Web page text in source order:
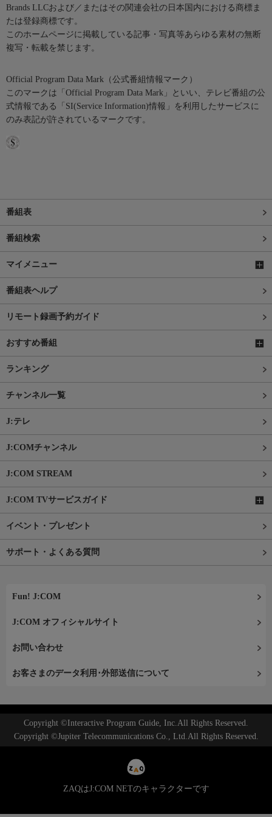
Brands LLCおよび／またはその関連会社の日本国内における商標ま
たは登録商標です。
このホームページに掲載している記事・写真等あらゆる素材の無断
複写・転載を禁じます。
Official Program Data Mark（公式番組情報マーク）
このマークは「Official Program Data Mark」といい、テレビ番組の公
式情報である「SI(Service Information)情報」を利用したサービスに
のみ表記が許されているマークです。
番組表
番組検索
マイメニュー
番組表ヘルプ
リモート録画予約ガイド
おすすめ番組
ランキング
チャンネル一覧
J:テレ
J:COMチャンネル
J:COM STREAM
J:COM TVサービスガイド
イベント・プレゼント
サポート・よくある質問
Fun! J:COM
J:COM オフィシャルサイト
お問い合わせ
お客さまのデータ利用･外部送信について
Copyright ©Interactive Program Guide, Inc.All Rights Reserved.
Copyright ©Jupiter Telecommunications Co., Ltd.All Rights Reserved.
ZAQはJ:COM NETのキャラクターです